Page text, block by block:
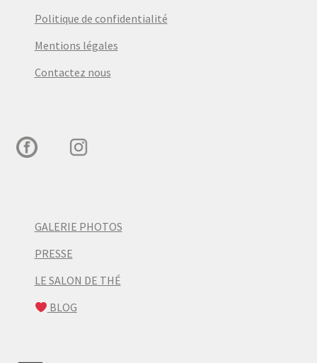
Politique de confidentialité
Mentions légales
Contactez nous
GALERIE PHOTOS
PRESSE
LE SALON DE THÉ
BLOG